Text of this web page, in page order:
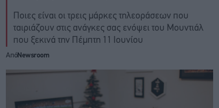
Ποιες είναι οι τρεις μάρκες τηλεοράσεων που
ταιριάζουν στις ανάγκες σας ενόψει του Μουντιάλ
που ξεκινά την Πέμπτη 11 Ιουνίου
ΑπόNewsroom